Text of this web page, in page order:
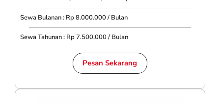
Sewa Bulanan : Rp 8.000.000 / Bulan
Sewa Tahunan : Rp 7.500.000 / Bulan
Pesan Sekarang